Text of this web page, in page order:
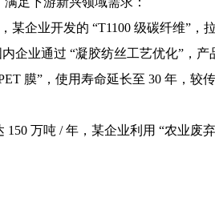
某企业开发的 “T1100 级碳纤维”
企业通过 “凝胶纺丝工艺优化”，产
膜”，使用寿命延长至 30 年，较
万吨 / 年，某企业利用 “农业废